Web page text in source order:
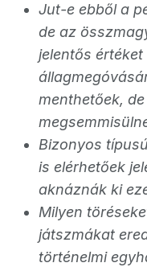
Jut-e ebből a
de az
jelentős
menthetőek,
Bizonyos
is elérhetőek
aknáznák ki
Milyen
játszmákat
történelmi